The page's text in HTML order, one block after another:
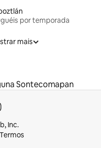
por temporada
mais
Sontecomapan
Inc.
Termos